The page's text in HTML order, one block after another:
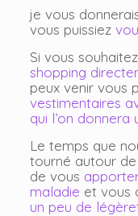
je vous
vous puissiez
Si vous
shopping
peux venir vous
vestimentaires
qui l’on donnera
Le temps que
tourné autour de
de vous
maladie et vous
un peu de